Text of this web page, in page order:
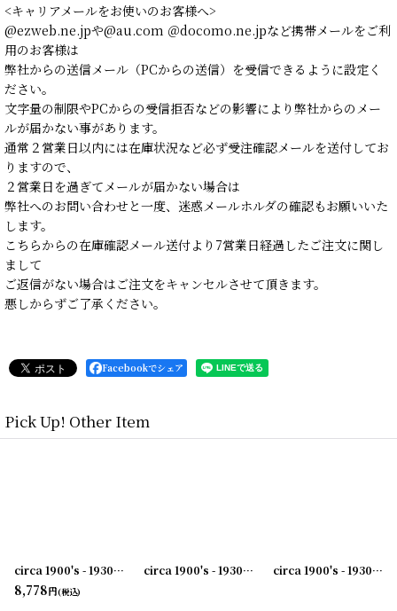
<キャリアメールをお使いのお客様へ>
@ezweb.ne.jpや@au.com ＠docomo.ne.jpなど携帯メールをご利
用のお客様は
弊社からの送信メール（PCからの送信）を受信できるように設定く
ださい。
文字量の制限やPCからの受信拒否などの影響により弊社からのメー
ルが届かない事があります。
通常２営業日以内には在庫状況など必ず受注確認メールを送付してお
りますので、
２営業日を過ぎてメールが届かない場合は
弊社へのお問い合わせと一度、迷惑メールホルダの確認もお願いいた
します。
こちらからの在庫確認メール送付より7営業日経過したご注文に関し
まして
ご返信がない場合はご注文をキャンセルさせて頂きます。
悪しからずご了承ください。
Facebookでシェア
Pick Up! Other Item
[231003-38]
231003-41]
circa 1900's - 1930's Advertising Clip HAWKEYE PORTLAND CEMENT CO ...アドバタイジング クリップ
8,778円(税込)
circa 1900's - 1930's Advertising Clip THE RWK COMPANY...アドバタイジング クリップ circa 1900's - 1930's Advertising Clip FRED D.KUTZ...アドバタイジング クリップ